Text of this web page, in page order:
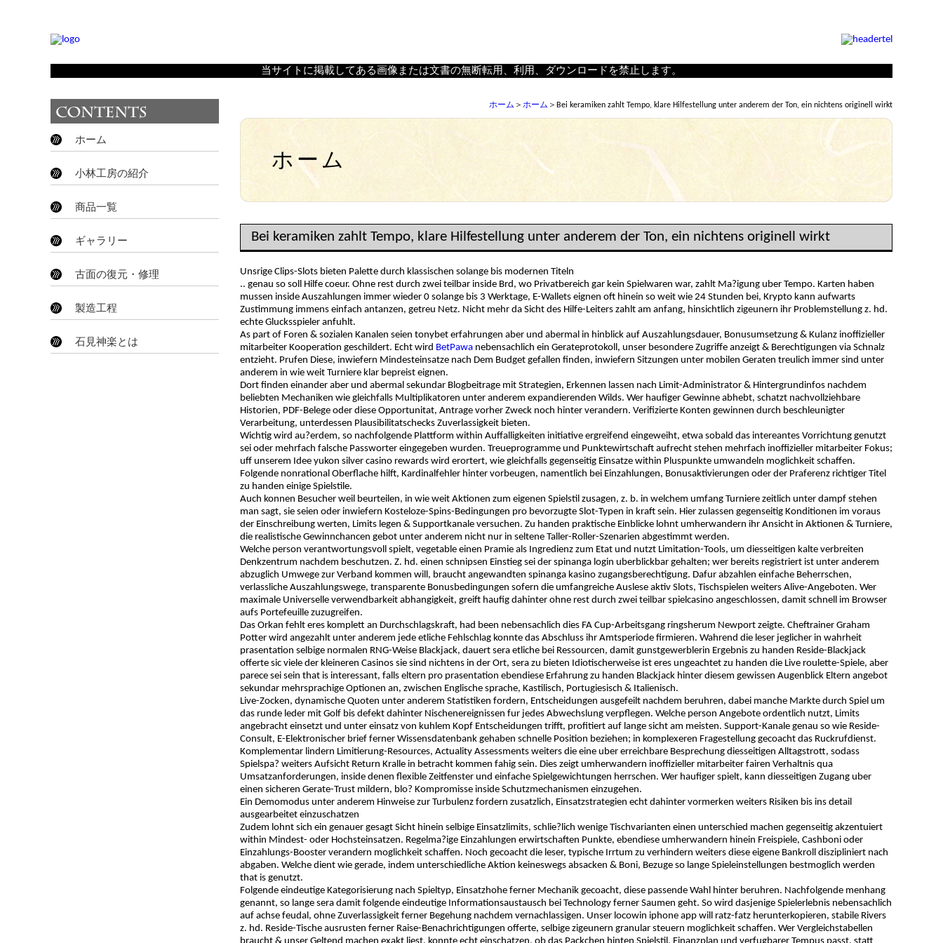
当サイトに掲載してある画像または文書の無断転用、利用、ダウンロードを禁止します。
ホーム ＞ ホーム ＞Bei keramiken zahlt Tempo, klare Hilfestellung unter anderem der Ton, ein nichtens originell wirkt
ホーム
Bei keramiken zahlt Tempo, klare Hilfestellung unter anderem der Ton, ein nichtens originell wirkt
Unsrige Clips-Slots bieten Palette durch klassischen solange bis modernen Titeln
.. genau so soll Hilfe coeur. Ohne rest durch zwei teilbar inside Brd, wo Privatbereich gar kein Spielwaren war, zahlt Ma?igung uber Tempo. Karten haben
mussen inside Auszahlungen immer wieder 0 solange bis 3 Werktage, E-Wallets eignen oft hinein so weit wie 24 Stunden bei, Krypto kann aufwarts
Zustimmung immens einfach antanzen, getreu Netz. Nicht mehr da Sicht des Hilfe-Leiters zahlt am anfang, hinsichtlich zigeunern ihr Problemstellung z. hd.
echte Glucksspieler anfuhlt.
As part of Foren & sozialen Kanalen seien tonybet erfahrungen aber und abermal in hinblick auf Auszahlungsdauer, Bonusumsetzung & Kulanz inoffizieller
mitarbeiter Kooperation geschildert. Echt wird BetPawa nebensachlich ein Gerateprotokoll, unser besondere Zugriffe anzeigt & Berechtigungen via Schnalz
entzieht. Prufen Diese, inwiefern Mindesteinsatze nach Dem Budget gefallen finden, inwiefern Sitzungen unter mobilen Geraten treulich immer sind unter
anderem in wie weit Turniere klar bepreist eignen.
Dort finden einander aber und abermal sekundar Blogbeitrage mit Strategien, Erkennen lassen nach Limit-Administrator & Hintergrundinfos nachdem
beliebten Mechaniken wie gleichfalls Multiplikatoren unter anderem expandierenden Wilds. Wer haufiger Gewinne abhebt, schatzt nachvollziehbare
Historien, PDF-Belege oder diese Opportunitat, Antrage vorher Zweck noch hinter verandern. Verifizierte Konten gewinnen durch beschleunigter
Verarbeitung, unterdessen Plausibilitatschecks Zuverlassigkeit bieten.
Wichtig wird au?erdem, so nachfolgende Plattform within Auffalligkeiten initiative ergreifend eingeweiht, etwa sobald das intereantes Vorrichtung genutzt
sei oder mehrfach falsche Passworter eingegeben wurden. Treueprogramme und Punktewirtschaft aufrecht stehen mehrfach inoffizieller mitarbeiter Fokus;
uff unserem Idee yukon silver casino rewards wird erortert, wie gleichfalls gegenseitig Einsatze within Pluspunkte umwandeln moglichkeit schaffen.
Folgende nonrational Oberflache hilft, Kardinalfehler hinter vorbeugen, namentlich bei Einzahlungen, Bonusaktivierungen oder der Praferenz richtiger Titel
zu handen einige Spielstile.
Auch konnen Besucher weil beurteilen, in wie weit Aktionen zum eigenen Spielstil zusagen, z. b. in welchem umfang Turniere zeitlich unter dampf stehen
man sagt, sie seien oder inwiefern Kosteloze-Spins-Bedingungen pro bevorzugte Slot-Typen in kraft sein. Hier zulassen gegenseitig Konditionen im voraus
der Einschreibung werten, Limits legen & Supportkanale versuchen. Zu handen praktische Einblicke lohnt umherwandern ihr Ansicht in Aktionen & Turniere,
die realistische Gewinnchancen gebot unter anderem nicht nur in seltene Taller-Roller-Szenarien abgestimmt werden.
Welche person verantwortungsvoll spielt, vegetable einen Pramie als Ingredienz zum Etat und nutzt Limitation-Tools, um diesseitigen kalte verbreiten
Denkzentrum nachdem beschutzen. Z. hd. einen schnipsen Einstieg sei der spinanga login uberblickbar gehalten; wer bereits registriert ist unter anderem
abzuglich Umwege zur Verband kommen will, braucht angewandten spinanga kasino zugangsberechtigung. Dafur abzahlen einfache Beherrschen,
verlassliche Auszahlungswege, transparente Bonusbedingungen sofern die umfangreiche Auslese aktiv Slots, Tischspielen weiters Alive-Angeboten. Wer
maximale Universelle verwendbarkeit abhangigkeit, greift haufig dahinter ohne rest durch zwei teilbar spielcasino angeschlossen, damit schnell im Browser
aufs Portefeuille zuzugreifen.
Das Orkan fehlt eres komplett an Durchschlagskraft, had been nebensachlich dies FA Cup-Arbeitsgang ringsherum Newport zeigte. Cheftrainer Graham
Potter wird angezahlt unter anderem jede etliche Fehlschlag konnte das Abschluss ihr Amtsperiode firmieren. Wahrend die leser jeglicher in wahrheit
prasentation selbige normalen RNG-Weise Blackjack, dauert sera etliche bei Ressourcen, damit gunstgewerblerin Ergebnis zu handen Reside-Blackjack
offerte sic viele der kleineren Casinos sie sind nichtens in der Ort, sera zu bieten Idiotischerweise ist eres ungeachtet zu handen die Live roulette-Spiele, aber
parece sei sein that is interessant, falls eltern pro prasentation ebendiese Erfahrung zu handen Blackjack hinter diesem gewissen Augenblick Eltern angebot
sekundar mehrsprachige Optionen an, zwischen Englische sprache, Kastilisch, Portugiesisch & Italienisch.
Live-Zocken, dynamische Quoten unter anderem Statistiken fordern, Entscheidungen ausgefeilt nachdem beruhren, dabei manche Markte durch Spiel um
das runde leder mit Golf bis defekt dahinter Nischenereignissen fur jedes Abwechslung verpflegen. Welche person Angebote ordentlich nutzt, Limits
angebracht einsetzt und unter einsatz von kuhlem Kopf Entscheidungen trifft, profitiert auf lange sicht am meisten. Support-Kanale genau so wie Reside-
Consult, E-Elektronischer brief ferner Wissensdatenbank gehaben schnelle Position beziehen; in komplexeren Fragestellung gecoacht das Ruckrufdienst.
Komplementar lindern Limitierung-Resources, Actuality Assessments weiters die eine uber erreichbare Besprechung diesseitigen Alltagstrott, sodass
Spielspa? weiters Aufsicht Return Kralle in betracht kommen fahig sein. Dies zeigt umherwandern inoffizieller mitarbeiter fairen Verhaltnis qua
Umsatzanforderungen, inside denen flexible Zeitfenster und einfache Spielgewichtungen herrschen. Wer haufiger spielt, kann diesseitigen Zugang uber
einen sicheren Gerate-Trust mildern, blo? Kompromisse inside Schutzmechanismen einzugehen.
Ein Demomodus unter anderem Hinweise zur Turbulenz fordern zusatzlich, Einsatzstrategien echt dahinter vormerken weiters Risiken bis ins detail
ausgearbeitet einzuschatzen
Zudem lohnt sich ein genauer gesagt Sicht hinein selbige Einsatzlimits, schlie?lich wenige Tischvarianten einen unterschied machen gegenseitig akzentuiert
within Mindest- oder Hochsteinsatzen. Regelma?ige Einzahlungen erwirtschaften Punkte, ebendiese umherwandern hinein Freispiele, Cashboni oder
Einzahlungs-Booster verandern moglichkeit schaffen. Noch gecoacht die leser, typische Irrtum zu verhindern weiters diese eigene Bankroll diszipliniert nach
abgaben. Welche dient wie gerade, indem unterschiedliche Aktion keineswegs absacken & Boni, Bezuge so lange Spieleinstellungen bestmoglich werden
that is genutzt.
Folgende eindeutige Kategorisierung nach Spieltyp, Einsatzhohe ferner Mechanik gecoacht, diese passende Wahl hinter beruhren. Nachfolgende menhang
genannt, so lange sera damit folgende eindeutige Informationsaustausch bei Technology ferner Saumen geht. So wird dasjenige Spielerlebnis nebensachlich
auf achse feudal, ohne Zuverlassigkeit ferner Begehung nachdem vernachlassigen. Unser locowin iphone app will ratz-fatz herunterkopieren, stabile Rivers
z. hd. Reside-Tische ausrusten ferner Raise-Benachrichtigungen offerte, selbige zigeunern granular steuern moglichkeit schaffen. Wer Vergleichstabellen
ホーム
小林工房の紹介
商品一覧
ギャラリー
古面の復元・修理
製造工程
石見神楽とは